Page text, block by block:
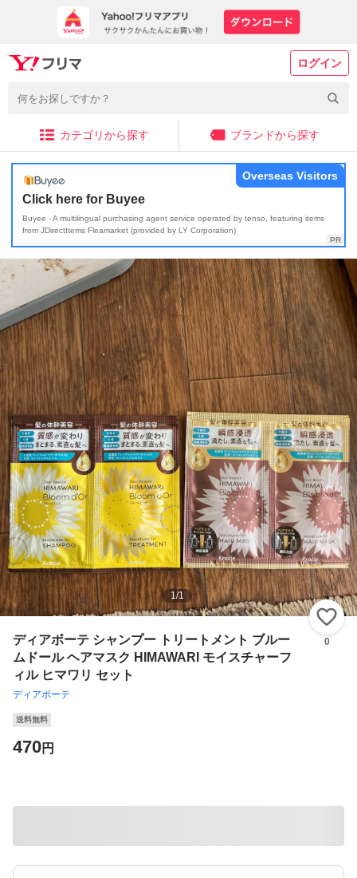
ログイン
カテゴリから探す ブランドから探す
Click here for Buyee
Buyee - A multilingual purchasing agent service operated by tenso, featuring items
from JDirectItems Fleamarket (provided by LY Corporation)
Overseas Visitors
1/1
ディアボーテ シャンプー トリートメント ブルー
ムドール ヘアマスク HIMAWARI モイスチャーフ
ィル ヒマワリ セット
ディアボーテ
0
送料無料
470円